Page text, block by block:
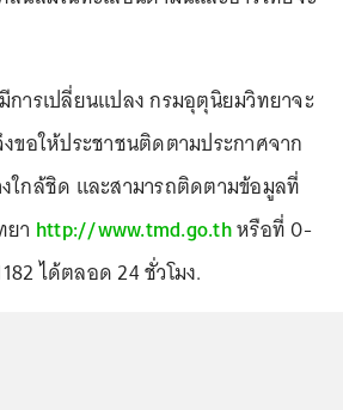
ารเปลี่ยนแปลง กรมอุตุนิยมวิทยาจะ
ขอให้ประชาชนติดตามประกาศจาก
ใกล้ชิด และสามารถติดตามข้อมูลที่
า http://www.tmd.go.thหรือที่ 0-
ได้ตลอด 24 ชั่วโมง.